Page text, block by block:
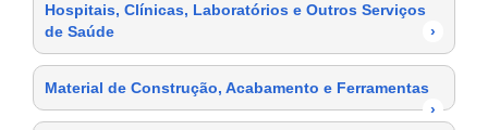
Hospitais, Clínicas, Laboratórios e Outros Serviços
de Saúde
›
Material de Construção, Acabamento e Ferramentas
›